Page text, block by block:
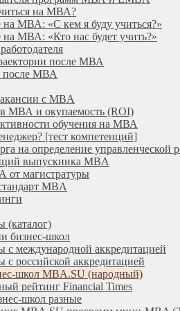
на МВА?
на МВА: «С кем я буду учиться?»
МВА: «Кто нас будет учить?»
после МВА
после МВА
с MBA
МВА и окупаемость (ROI)
обучения на МВА
[тест компетенций]
на определение управленческой
выпускника MBA
магистратуры
MBA
(каталог)
бизнес-школ
с международной аккредитацией
с российской аккредитацией
школ MBA.SU (народный)
рейтинг Financial Times
школ разные